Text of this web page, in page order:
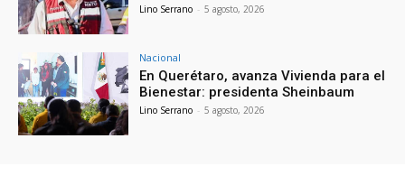
Lino Serrano - 5 agosto, 2026
Nacional
En Querétaro, avanza Vivienda para el
Bienestar: presidenta Sheinbaum
Lino Serrano - 5 agosto, 2026